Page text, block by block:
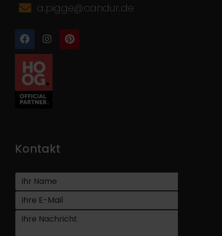
a.pigge@candur.de
Kontakt